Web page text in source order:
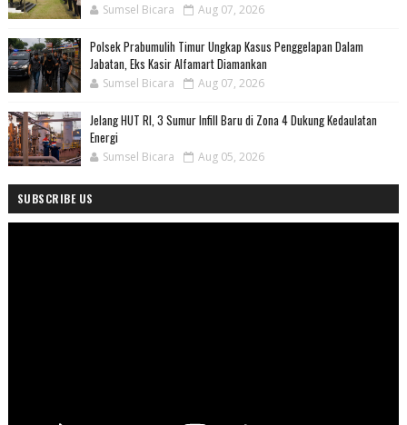
Sumsel Bicara Aug 07, 2026
Polsek Prabumulih Timur Ungkap Kasus Penggelapan Dalam
Jabatan, Eks Kasir Alfamart Diamankan
Sumsel Bicara Aug 07, 2026
Jelang HUT RI, 3 Sumur Infill Baru di Zona 4 Dukung Kedaulatan
Energi
Sumsel Bicara Aug 05, 2026
SUBSCRIBE US